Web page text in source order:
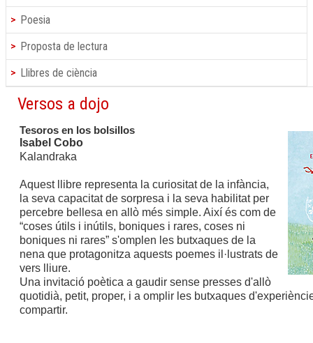
Poesia
Proposta de lectura
Llibres de ciència
Versos a dojo
Tesoros en los bolsillos
Isabel Cobo
Kalandraka
Aquest llibre representa la curiositat de la infància,
la seva capacitat de sorpresa i la seva habilitat per
percebre bellesa en allò més simple. Així és com de
“coses útils i inútils, boniques i rares, coses ni
boniques ni rares” s'omplen les butxaques de la
nena que protagonitza aquests poemes il·lustrats de
vers lliure.
Una invitació poètica a gaudir sense presses d'allò
quotidià, petit, proper, i a omplir les butxaques
compartir.